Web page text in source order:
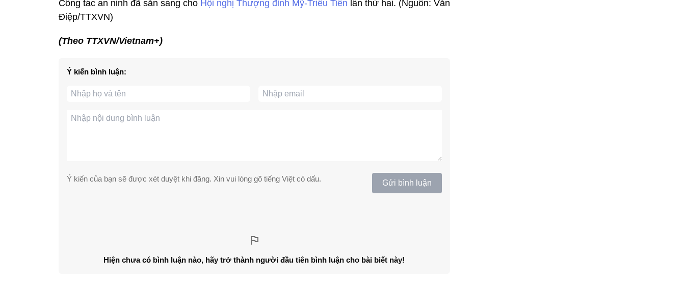
Công tác an ninh đã sẵn sàng cho Hội nghị Thượng đỉnh Mỹ-Triều Tiên lần thứ hai. (Nguồn: Văn
Điệp/TTXVN)
(Theo TTXVN/Vietnam+)
Ý kiến bình luận:
Ý kiến của bạn sẽ được xét duyệt khi đăng. Xin vui lòng gõ tiếng Việt có dấu. Gửi bình luận
Hiện chưa có bình luận nào, hãy trở thành người đầu tiên bình luận cho bài biết này!